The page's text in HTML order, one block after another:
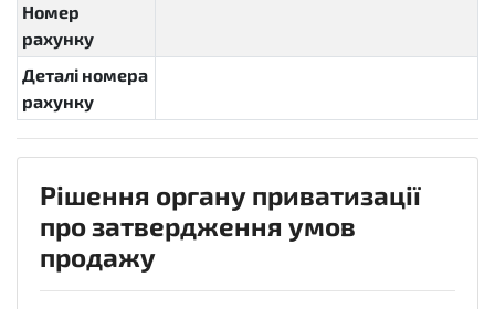
Номер
рахунку
Деталі номера
рахунку
Рішення органу приватизації
про затвердження умов
продажу